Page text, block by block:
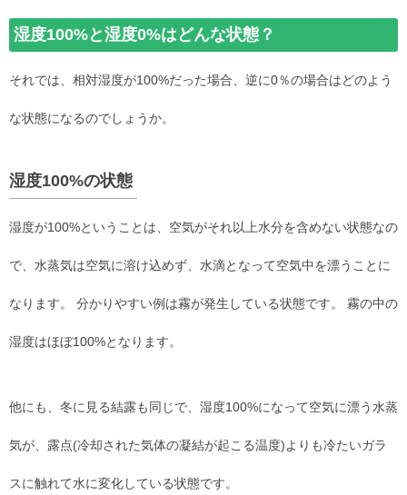
湿度100%と湿度0%はどんな状態？
それでは、相対湿度が100%だった場合、逆に0％の場合はどのよう
な状態になるのでしょうか。
湿度100%の状態
湿度が100%ということは、空気がそれ以上水分を含めない状態なの
で、水蒸気は空気に溶け込めず、水滴となって空気中を漂うことに
なります。 分かりやすい例は霧が発生している状態です。 霧の中の
湿度はほぼ100%となります。
他にも、冬に見る結露も同じで、湿度100%になって空気に漂う水蒸
気が、露点(冷却された気体の凝結が起こる温度)よりも冷たいガラ
スに触れて水に変化している状態です。